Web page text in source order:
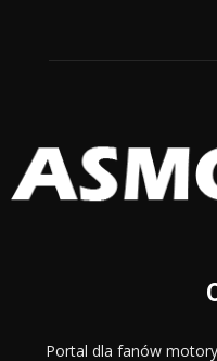
Portal dla fanów